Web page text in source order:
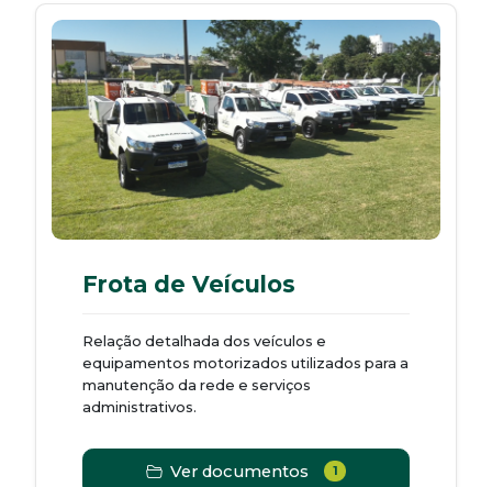
Frota de Veículos
Relação detalhada dos veículos e
equipamentos motorizados utilizados para a
manutenção da rede e serviços
administrativos.
Ver documentos 1